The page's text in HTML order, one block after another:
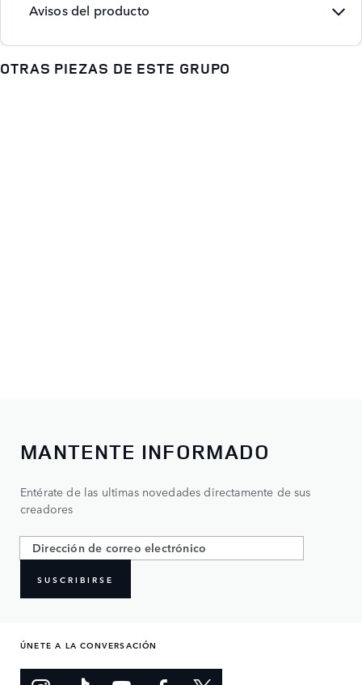
Avisos del producto
OTRAS PIEZAS DE ESTE GRUPO
MANTENTE INFORMADO
Entérate de las ultimas novedades directamente de sus
creadores
SUSCRIBIRSE
ÚNETE A LA CONVERSACIÓN